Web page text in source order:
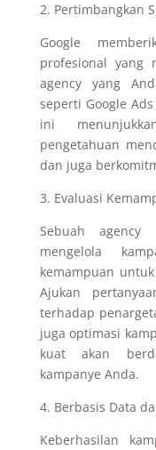
2. Pertimbangkan
Google
profesional yang
agency yang
seperti Google
ini
pengetahuan
dan juga
3. Evaluasi
Sebuah
mengelola
kemampuan
Ajukan
terhadap
juga optimasi
kuat akan
kampanye Anda.
4. Berbasis Data
Keberhasilan